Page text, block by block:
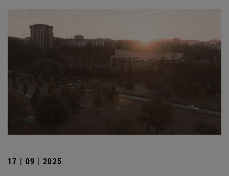
17 | 09 | 2025